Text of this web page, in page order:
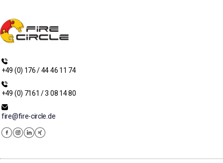
+49 (0) 176 / 44 46 11 74
+49 (0) 7161 / 3 08 14 80
fire@fire-circle.de